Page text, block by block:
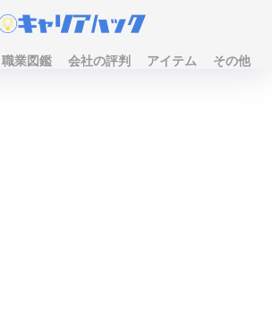
職業図鑑 会社の評判 アイテム その他